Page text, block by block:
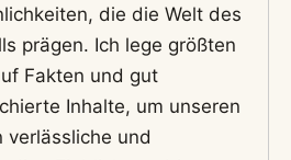
die die Welt des
prägen. Ich lege größten
Fakten und gut
Inhalte, um unseren
verlässliche und